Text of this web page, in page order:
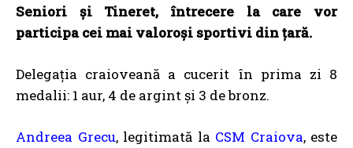
Seni­ori şi Tineret, întrecere la care vor
participa cei mai valoroși sportivi din țară.
Delegația craioveană a cucerit în prima zi 8
medalii: 1 aur, 4 de argint și 3 de bronz.
Andreea Grecu, legitimată la CSM Craiova, este